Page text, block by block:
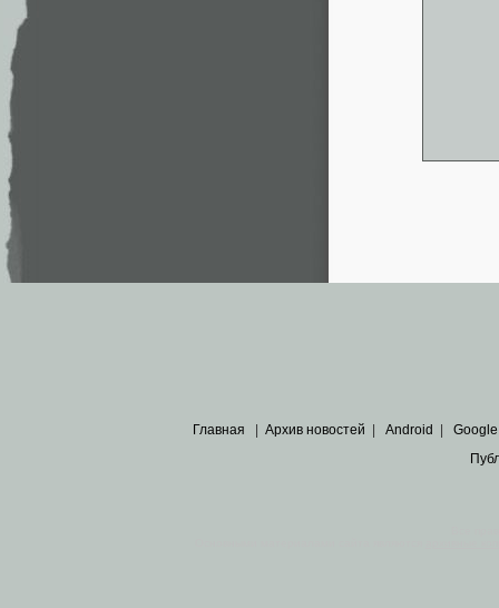
Главная Архив новостей Android Google